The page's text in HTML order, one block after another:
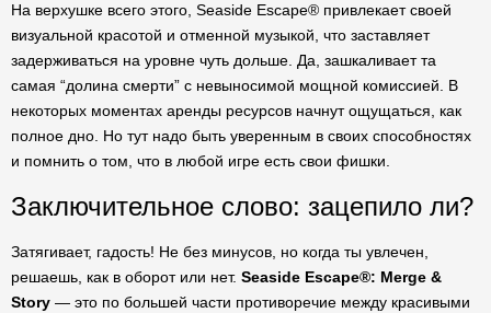
На верхушке всего этого, Seaside Escape® привлекает своей
визуальной красотой и отменной музыкой, что заставляет
задерживаться на уровне чуть дольше. Да, зашкаливает та
самая “долина смерти” с невыносимой мощной комиссией. В
некоторых моментах аренды ресурсов начнут ощущаться, как
полное дно. Но тут надо быть уверенным в своих способностях
и помнить о том, что в любой игре есть свои фишки.
Заключительное слово: зацепило ли?
Затягивает, гадость! Не без минусов, но когда ты увлечен,
решаешь, как в оборот или нет. Seaside Escape®: Merge &
Story — это по большей части противоречие между красивыми